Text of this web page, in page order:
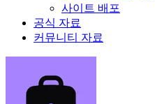
사이트 배포
공식 자료
커뮤니티 자료